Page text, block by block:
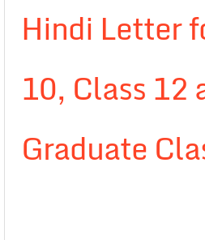
Hindi Letter
10, Class 12
Graduate